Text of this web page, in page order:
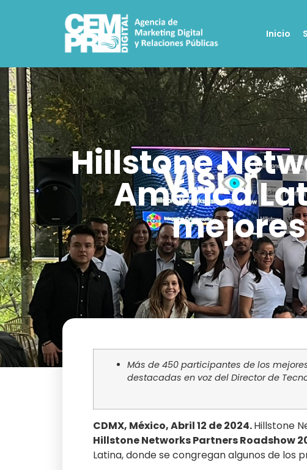
Inicio
Hillstone
América
Más de 450 participantes de los
destacadas en voz del Director de
CDMX, México, Abril 12 de 2024.Hillstone
Hillstone Networks Partners Roadshow
Latina, donde se congregan algunos de los